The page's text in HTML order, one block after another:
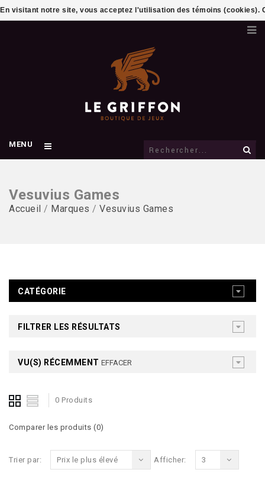
MENU
Vesuvius Games
Accueil / Marques / Vesuvius Games
CATÉGORIE
FILTRER LES RÉSULTATS
VU(S) RÉCEMMENT EFFACER
0 Produits
Comparer les produits (0)
Trier par: Prix le plus élevé Afficher: 3
En visitant notre site, vous acceptez l'utilisation des témoins